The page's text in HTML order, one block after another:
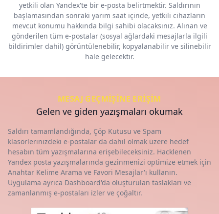
yetkili olan Yandex'te bir e-posta belirtmektir. Saldırının
başlamasından sonraki yarım saat içinde, yetkili cihazların
mevcut konumu hakkında bilgi sahibi olacaksınız. Alınan ve
gönderilen tüm e-postalar (sosyal ağlardaki mesajlarla ilgili
bildirimler dahil) görüntülenebilir, kopyalanabilir ve silinebilir
hale gelecektir.
MESAJ GEÇMIŞINE ERIŞIM
Gelen ve giden yazışmaları okumak
Saldırı tamamlandığında, Çöp Kutusu ve Spam
klasörlerinizdeki e-postalar da dahil olmak üzere hedef
hesabın tüm yazışmalarına erişebileceksiniz. Hacklenen
Yandex posta yazışmalarında gezinmenizi optimize etmek için
Anahtar Kelime Arama ve Favori Mesajlar'ı kullanın.
Uygulama ayrıca Dashboard'da oluşturulan taslakları ve
zamanlanmış e-postaları izler ve çoğaltır.